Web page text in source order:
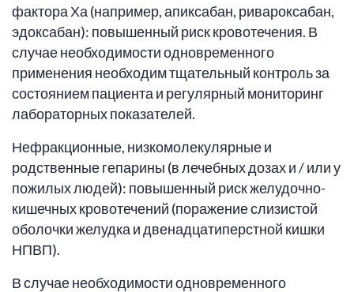
фактора Ха (например, апиксабан, ривароксабан,
эдоксабан): повышенный риск кровотечения. В
случае необходимости одновременного
применения необходим тщательный контроль за
состоянием пациента и регулярный мониторинг
лабораторных показателей.
Нефракционные, низкомолекулярные и
родственные гепарины (в лечебных дозах и / или у
пожилых людей): повышенный риск желудочно-
кишечных кровотечений (поражение слизистой
оболочки желудка и двенадцатиперстной кишки
НПВП).
В случае необходимости одновременного